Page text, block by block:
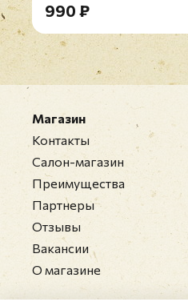
990 ₽
Магазин
Контакты
Салон-магазин
Преимущества
Партнеры
Отзывы
Вакансии
О магазине